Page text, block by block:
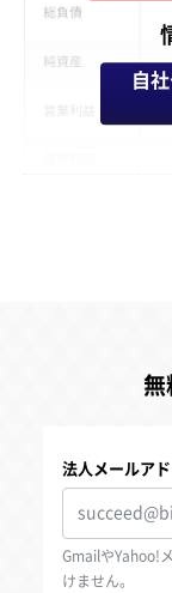
自
無
法人メールアド
GmailやYahoo!
けません。